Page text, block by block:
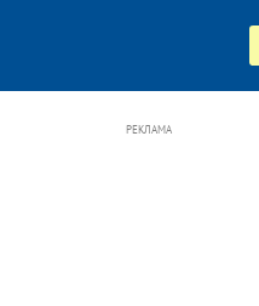
РЕКЛАМА